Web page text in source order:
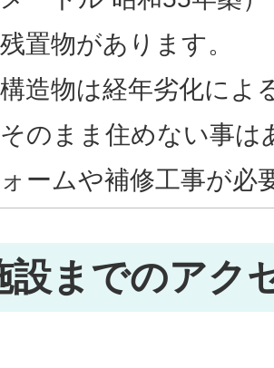
残置物があります。
構造物は経年劣化によ
そのまま住めない事は
ォームや補修工事が必
設までのアク